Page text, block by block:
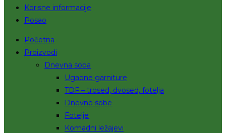
Korisne informacije
Posao
Početna
Proizvodi
Dnevna soba
Ugaone garniture
TDF – trosed, dvosed, fotelja
Dnevne sobe
Fotelje
Komadni ležajevi